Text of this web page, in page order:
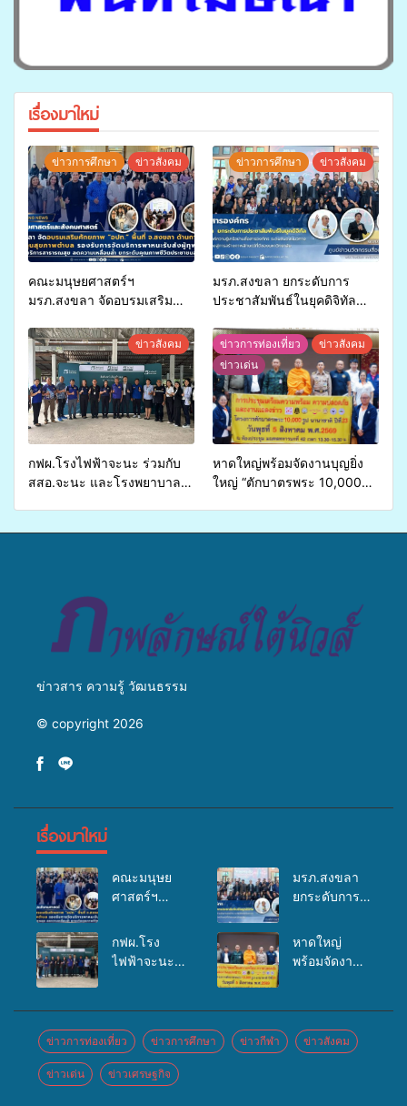
เรื่องมาใหม่
ข่าวการศึกษา ข่าวสังคม
คณะมนุษยศาสตร์ฯ
มรภ.สงขลา จัดอบรมเสริม
จ่ายงบกองทุนสุขภาพตำบล
รองรับการจัดบริการพาหนะรับ
ส่งผู้ทุพพลภาพเพื่อเข้ารับ
บริการสาธารณสุข ลดความ
เหลื่อมล้ำ ยกระดับคุณภาพ
ชีวิตประชาชนอย่างยั่งยืน
ข่าวการศึกษา ข่าวสังคม
มรภ.สงขลา ยกระดับการ
ประชาสัมพันธ์ในยุคดิจิทัล
ข่ายสื่อสารองค์กร ระดมสมอง
วางแนวทางการทำงาน ปูทาง
สู่การสร้างภาพลักษณ์ที่ดีของ
มหาวิทยาลัย
ข่าวสังคม
กฟผ.โรงไฟฟ้าจะนะ ร่วมกับ
สสอ.จะนะ และโรงพยาบาล
ข่าวการท่องเที่ยว
ข่าวสังคม
ข่าวเด่น
หาดใหญ่พร้อมจัดงานบุญยิ่ง
ใหญ่ “ตักบาตรพระ 10,000
ข่าวสาร ความรู้ วัฒนธรรม
© copyright 2026
เรื่องมาใหม่
คณะมนุษย
ศาสตร์ฯ
จัดอบรมเสริม
ศักยภาพ
กองทุน
สุขภาพตำบล
รองรับการจัด
บริการพาหนะ
รับส่งผู้
มรภ.สงขลา
ยกระดับการ
ในยุคดิจิทัล
เปิดเวทีเสริม
สื่อสารองค์กร
ระดมสมอง
วางแนวทาง
กฟผ.โรง
ไฟฟ้าจะนะ
พยาบาลศิคริ
นทร์ หาดใหญ่
จัดกิจกรรม
หาดใหญ่
พร้อมจัดงาน
นานาชาติ
เพื่อแม่…เพื่อ
ข่าวการท่องเที่ยว ข่าวการศึกษา ข่าวกีฬา ข่าวสังคม
ข่าวเด่น ข่าวเศรษฐกิจ